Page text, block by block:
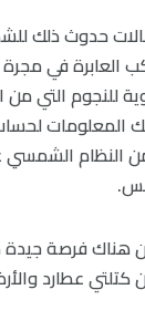
حدوث ذلك
العابرة في مجرة
للنجوم التي
المعلومات
النظام
هناك فرصة
كتلتي عطارد